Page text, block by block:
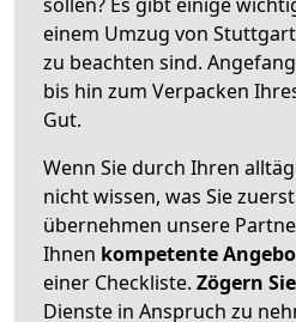
einem Umzug von
zu beachten sind.
bis hin zum Verpacken
Gut.
Wenn Sie durch Ihren
nicht wissen, was Sie
übernehmen unsere
Ihnen kompetente
einer Checkliste. Zögern
Dienste in Anspruch zu